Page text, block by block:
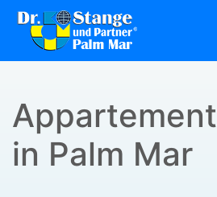
Appartement
in Palm Mar